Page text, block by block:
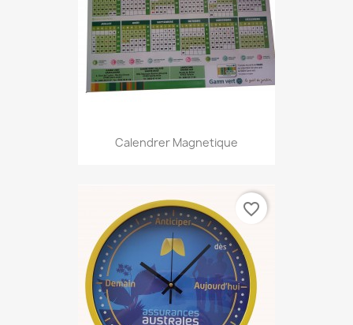
Calendrer Magnetique
favorite_border